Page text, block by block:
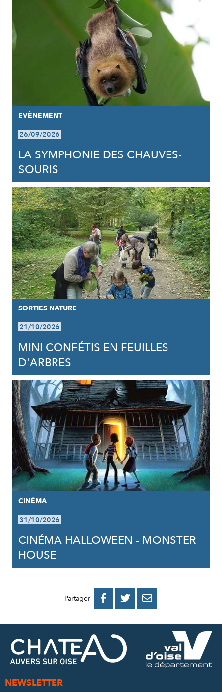
EVÈNEMENT
26/09/2026
LA SYMPHONIE DES CHAUVES-
SOURIS
SORTIES NATURE
21/10/2026
MINI CONFÉTIS EN FEUILLES
D'ARBRES
CINÉMA
31/10/2026
CINÉMA HALLOWEEN - MONSTER
HOUSE
Partager 
PARTAGER
FACEBOOK
PARTAGER
PARTAGER
MAIL
NEWSLETTER